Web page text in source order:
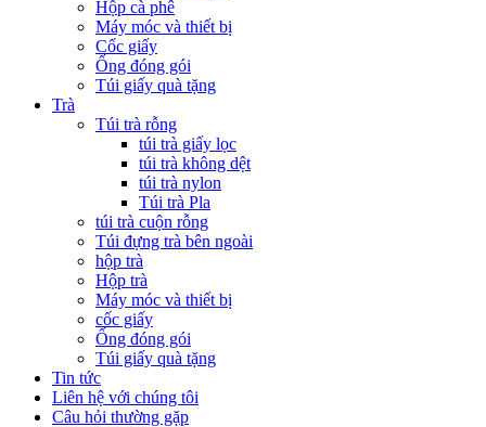
Hộp cà phê
Máy móc và thiết bị
Cốc giấy
Ống đóng gói
Túi giấy quà tặng
Trà
Túi trà rỗng
túi trà giấy lọc
túi trà không dệt
túi trà nylon
Túi trà Pla
túi trà cuộn rỗng
Túi đựng trà bên ngoài
hộp trà
Hộp trà
Máy móc và thiết bị
cốc giấy
Ống đóng gói
Túi giấy quà tặng
Tin tức
Liên hệ với chúng tôi
Câu hỏi thường gặp